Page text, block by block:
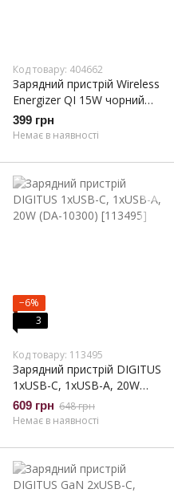
Код товару: 404662
Зарядний пристрій Wireless
Energizer QI 15W чорний
(WCP107)
399 грн
Немає в наявності
−6%
3
Код товару: 113495
Зарядний пристрій DIGITUS
1хUSB-C, 1хUSB-A, 20W
(DA-10300)
609 грн 648 грн
Немає в наявності